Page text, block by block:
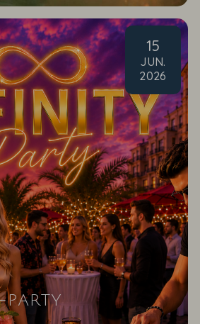
15
JUN.
2026
& das Leben mit coolen